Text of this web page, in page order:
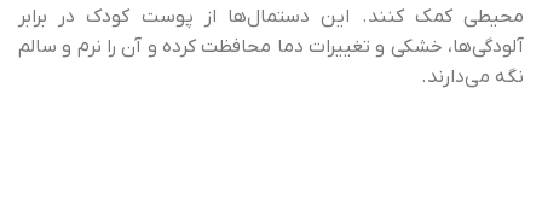
محیطی کمک کنند. این دستمال‌ها از پوست کودک در برابر
آلودگی‌ها، خشکی و تغییرات دما محافظت کرده و آن را نرم و سالم
نگه می‌دارند.